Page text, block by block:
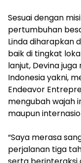
Sesuai dengan
pertumbuhan
Linda diharapkan
baik di tingkat
lanjut, Devina
Indonesia yakni,
Endeavor
mengubah wajah
maupun
“Saya merasa
perjalanan tiga